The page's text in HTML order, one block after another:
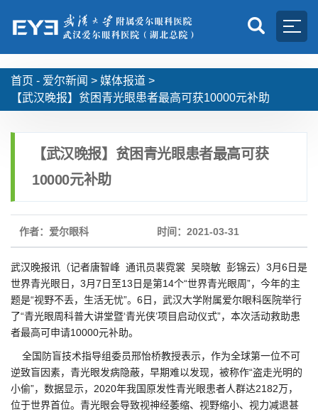
首页 - 爱尔新闻 > 媒体报道 >
【武汉晚报】贫困青光眼患者最高可获10000元补助
【武汉晚报】贫困青光眼患者最高可获
10000元补助
作者：爱尔眼科 时间：2021-03-31
武汉晚报讯（记者唐智峰 通讯员裴霓裳 吴晓敏 彭锦云）3月6日是
世界青光眼日，3月7日至13日是第14个“世界青光眼周”，今年的主
题是“视野不丢，生活无忧”。6日，武汉大学附属爱尔眼科医院举行
了“青光眼周科普大讲堂暨‘青光侠’项目启动仪式”，本次活动救助患
者最高可申请10000元补助。
全国防盲技术指导组委员邢怡桥教授表示，作为全球第一位不可
逆致盲因素，青光眼发病隐蔽，早期难以发现，被称作“盗走光明的
小偷”，数据显示，2020年我国原发性青光眼患者人群达2182万，
位于世界首位。青光眼会导致视神经萎缩、视野缩小、视力减退甚